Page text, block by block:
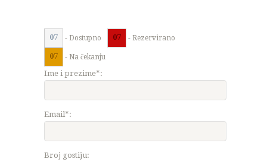
07 - Dostupno 07 - Rezervirano
07 - Na čekanju
Ime i prezime*:
Email*:
Broj gostiju: